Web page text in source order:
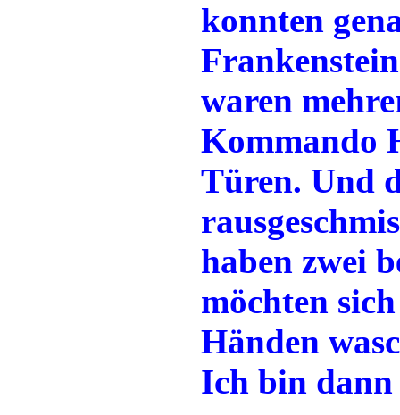
konnten
waren
Kommando
Türen. Und
haben zwei
möchten
Händen
Ich bin